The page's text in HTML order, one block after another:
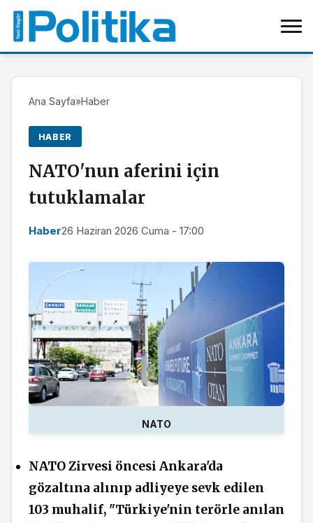
Ana Sayfa»Haber
HABER
NATO'nun aferini için
tutuklamalar
Haber26 Haziran 2026 Cuma - 17:00
NATO
NATO Zirvesi öncesi Ankara'da
gözaltına alınıp adliyeye sevk edilen
103 muhalif, "Türkiye'nin terörle anılan